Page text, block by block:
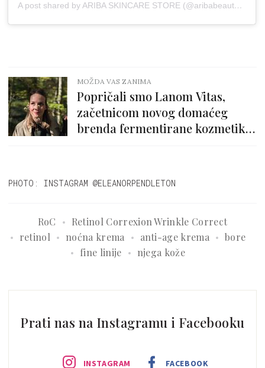
A post shared by ARIBA SKINCARE STORE (@aribabeauty_ke)
MOŽDA VAS ZANIMA
Popričali smo Lanom Vitas,
začetnicom novog domaćeg
brenda fermentirane kozmetike
PHOTO: INSTAGRAM @ELEANORPENDLETON
RoC
Retinol Correxion Wrinkle Correct
retinol
noćna krema anti-age krema
bore
fine linije
njega kože
Prati nas na Instagramu i Facebooku
INSTAGRAM FACEBOOK